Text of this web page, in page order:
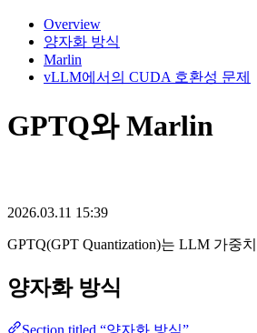
Overview
양자화 방식
Marlin
vLLM에서의 CUDA 호환성 문제
GPTQ와 Marlin
2026.03.11 15:39
GPTQ(GPT Quantization)는 LLM 가중
양자화 방식
Section titled “양자화 방식”